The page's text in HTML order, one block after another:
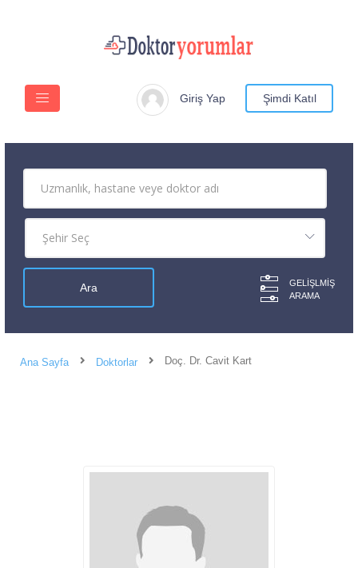
Giriş Yap Şimdi Katıl
GELIŞLMIŞ
ARAMA
Ana Sayfa Doktorlar Doç. Dr. Cavit Kart